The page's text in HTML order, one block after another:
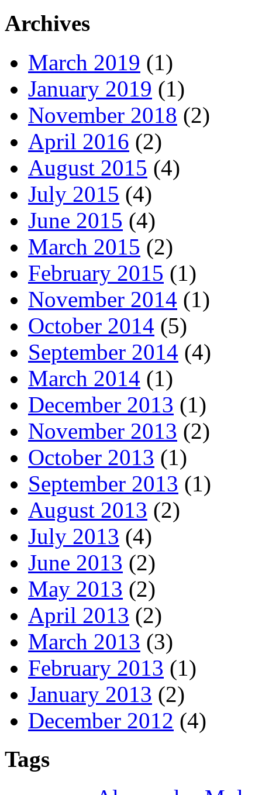
Archives
March 2019 (1)
January 2019 (1)
November 2018 (2)
April 2016 (2)
August 2015 (4)
July 2015 (4)
June 2015 (4)
March 2015 (2)
February 2015 (1)
November 2014 (1)
October 2014 (5)
September 2014 (4)
March 2014 (1)
December 2013 (1)
November 2013 (2)
October 2013 (1)
September 2013 (1)
August 2013 (2)
July 2013 (4)
June 2013 (2)
May 2013 (2)
April 2013 (2)
March 2013 (3)
February 2013 (1)
January 2013 (2)
December 2012 (4)
Tags